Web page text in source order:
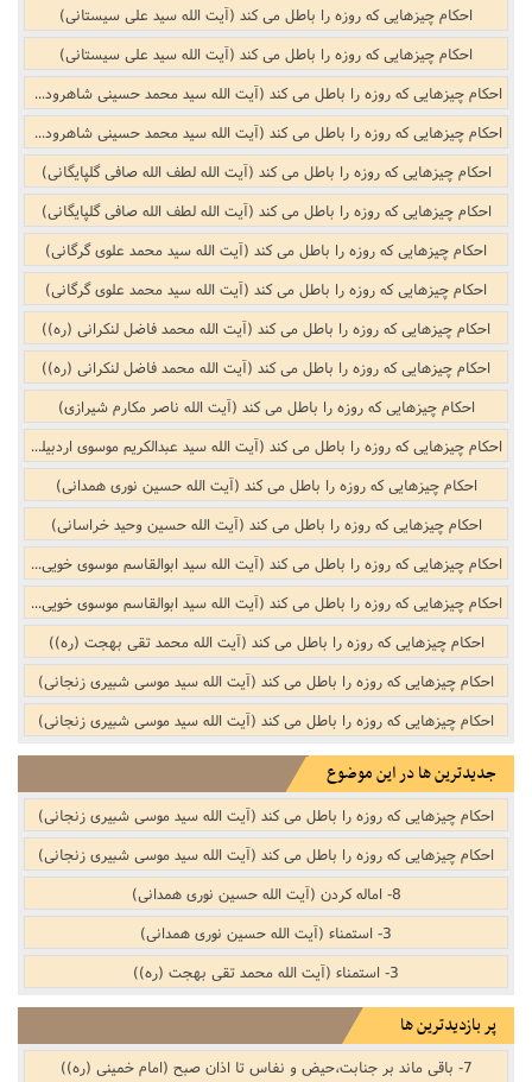
احکام چیزهایی که روزه را باطل می کند (آیت الله سید علی سیستانی)
احکام چیزهایی که روزه را باطل می کند (آیت الله سید علی سیستانی)
احکام چیزهایی که روزه را باطل می کند (آیت الله سید محمد حسینی شاهرودی)
احکام چیزهایی که روزه را باطل می کند (آیت الله سید محمد حسینی شاهرودی)
احکام چیزهایی که روزه را باطل می کند (آیت الله لطف الله صافی گلپایگانی)
احکام چیزهایی که روزه را باطل می کند (آیت الله لطف الله صافی گلپایگانی)
احکام چیزهایی که روزه را باطل می کند (آیت الله سید محمد علوی گرگانی)
احکام چیزهایی که روزه را باطل می کند (آیت الله سید محمد علوی گرگانی)
احکام چیزهایی که روزه را باطل می کند (آیت الله محمد فاضل لنکرانی (ره))
احکام چیزهایی که روزه را باطل می کند (آیت الله محمد فاضل لنکرانی (ره))
احکام چیزهایی که روزه را باطل می کند (آیت الله ناصر مکارم شیرازی)
احکام چیزهایی که روزه را باطل می کند (آیت الله سید عبدالکریم موسوی اردبیلی)
احکام چیزهایی که روزه را باطل می کند (آیت الله حسین نوری همدانی)
احکام چیزهایی که روزه را باطل می کند (آیت الله حسین وحید خراسانی)
احکام چیزهایی که روزه را باطل می کند (آیت الله سید ابوالقاسم موسوی خویی (ره))
احکام چیزهایی که روزه را باطل می کند (آیت الله سید ابوالقاسم موسوی خویی (ره))
احکام چیزهایی که روزه را باطل می کند (آیت الله محمد تقی بهجت (ره))
احکام چیزهایی که روزه را باطل می کند (آیت الله سید موسی شبیری زنجانی)
احکام چیزهایی که روزه را باطل می کند (آیت الله سید موسی شبیری زنجانی)
جدیدترین ها در این موضوع
احکام چیزهایی که روزه را باطل می کند (آیت الله سید موسی شبیری زنجانی)
احکام چیزهایی که روزه را باطل می کند (آیت الله سید موسی شبیری زنجانی)
8- اماله کردن (آیت الله حسین نوری همدانی)
3- استمناء (آیت الله حسین نوری همدانی)
3- استمناء (آیت الله محمد تقی بهجت (ره))
پر بازدیدترین ها
7- باقی ماند بر جنابت،حیض و نفاس تا اذان صبح (امام خمینی (ره))